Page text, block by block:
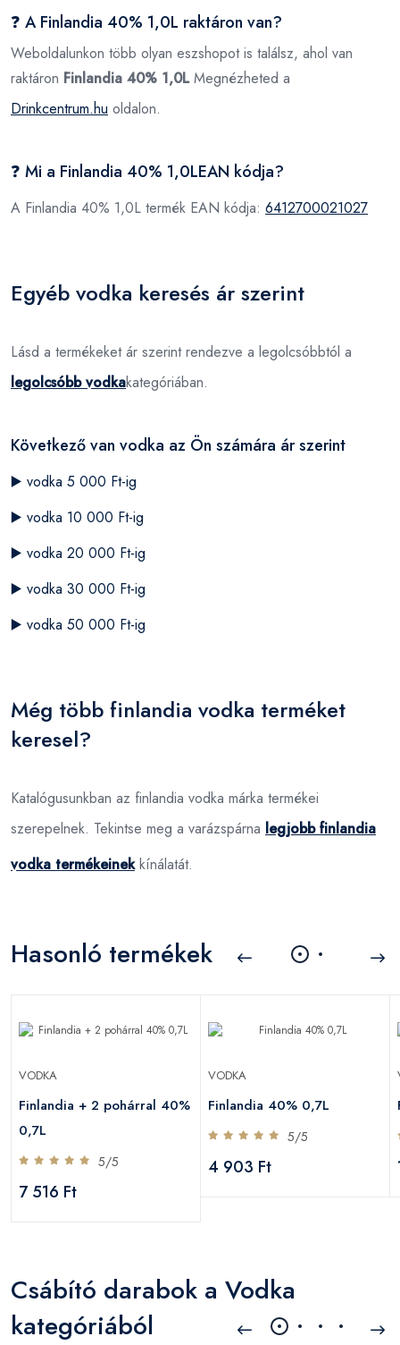
❓ A Finlandia 40% 1,0L raktáron van?
Weboldalunkon több olyan eszshopot is találsz, ahol van
raktáron Finlandia 40% 1,0LMegnézheted a
Drinkcentrum.hu oldalon.
❓ Mi a Finlandia 40% 1,0LEAN kódja?
A Finlandia 40% 1,0L termék EAN kódja: 6412700021027
Egyéb vodka keresés ár szerint
Lásd a termékeket ár szerint rendezve a legolcsóbbtól a
legolcsóbb vodkakategóriában.
Következő van vodka az Ön számára ár szerint
▶️ vodka 5 000 Ft-ig
▶️ vodka 10 000 Ft-ig
▶️ vodka 20 000 Ft-ig
▶️ vodka 30 000 Ft-ig
▶️ vodka 50 000 Ft-ig
Még több finlandia vodka terméket
keresel?
Katalógusunkban az finlandia vodka márka termékei
szerepelnek. Tekintse meg a varázspárna legjobb finlandia
vodka termékeinekkínálatát.
Hasonló termékek
VODKA
Finlandia + 2 pohárral 40%
0,7L
5/5
7 516 Ft
VODKA
Finlandia 40% 0,7L
5/5
4 903 Ft
Csábító darabok a Vodka
kategóriából